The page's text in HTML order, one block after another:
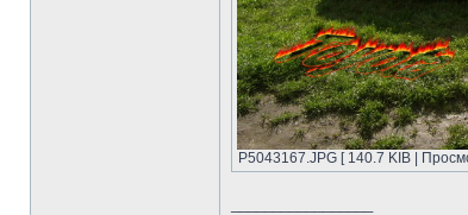
P5043167.JPG [ 140.7 KIB |